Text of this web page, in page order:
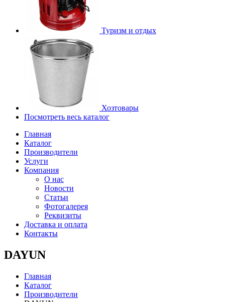
Туризм и отдых
Хозтовары
Посмотреть весь каталог
Главная
Каталог
Производители
Услуги
Компания
О нас
Новости
Статьи
Фотогалерея
Реквизиты
Доставка и оплата
Контакты
DAYUN
Главная
Каталог
Производители